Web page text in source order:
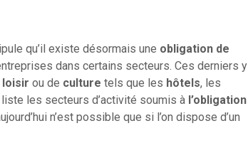
qu’il existe désormais une obligation de
dans certains secteurs. Ces derniers y
loisir ou de culture tels que les hôtels, les
liste les secteurs d’activité soumis à l’obligation
n’est possible que si l’on dispose d’un